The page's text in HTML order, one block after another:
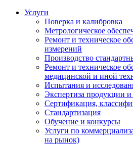
Услуги
Поверка и калибровка
Метрологическое
Ремонт и техническое
измерений
Производство
Ремонт и техническое
медицинской и иной
Испытания и
Экспертиза продукции и
Сертификация,
Стандартизация
Обучение и конкурсы
Услуги по
на рынок)